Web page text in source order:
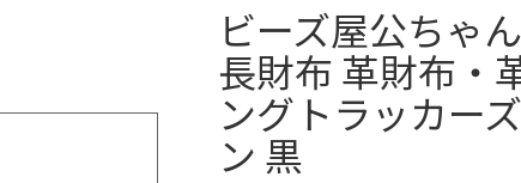
ビーズ屋公ちゃ
長財布 革財布・
ングトラッカー
ン 黒